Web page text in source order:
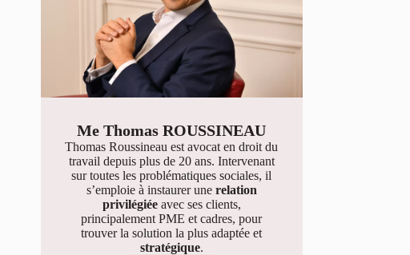
Me Thomas ROUSSINEAU
Thomas Roussineau est avocat en droit du
travail depuis plus de 20 ans. Intervenant
sur toutes les problématiques sociales, il
s’emploie à instaurer une relation
privilégiéeavec ses clients,
principalement PME et cadres, pour
trouver la solution la plus adaptée et
stratégique.